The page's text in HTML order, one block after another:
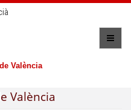
València
València